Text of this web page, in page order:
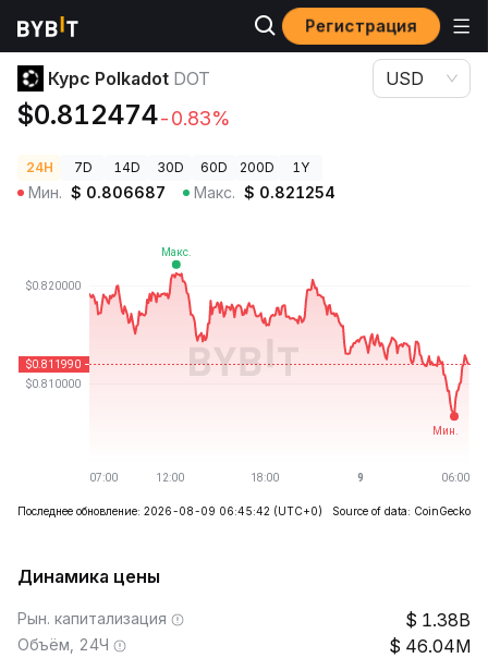
Регистрация
Цены криптовалют Курс Polkadot DOT
Курс Polkadot DOT
$0.812474-0.83%
USD
24H 7D 14D 30D 60D 200D 1Y
Мин. $ 0.806687 Макс. $ 0.821254
Последнее обновление: 2026-08-09 06:45:42 (UTC+0) Source of data: CoinGecko
Динамика цены
Рын. капитализация 1.38B
Объём, 24Ч 46.04M